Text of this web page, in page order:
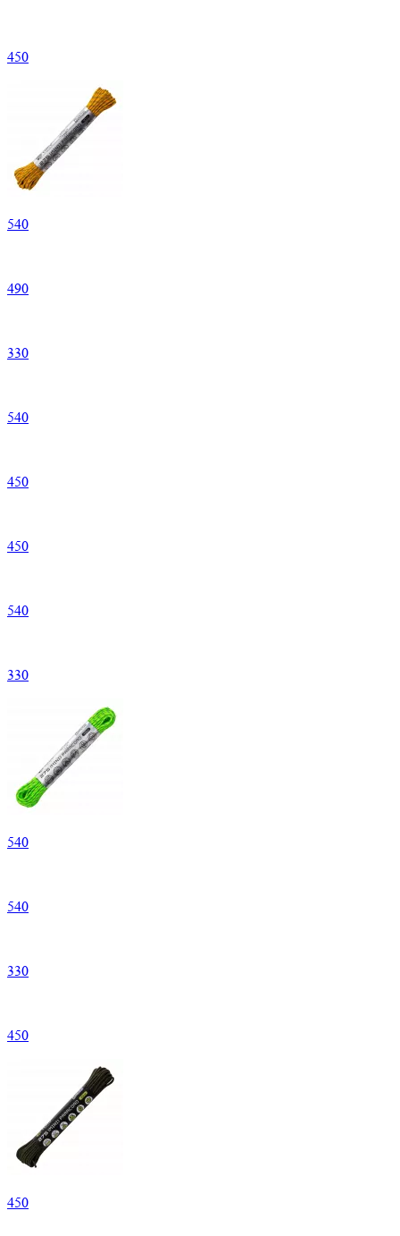
450
540
490
330
540
450
450
540
330
540
540
330
450
450